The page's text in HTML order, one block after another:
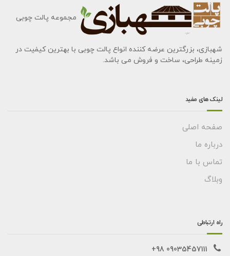
مجموعه پالت چوبی
شهبازی، بزرگترین عرضه کننده انواع پالت چوبی با بهترین کیفیت در
زمینه طراحی، ساخت و فروش می باشد.
لینک های مفید
صفحه اصلی
درباره ما
تماس با ما
وبلاگ
راه ارتباطی
09035457111 98+